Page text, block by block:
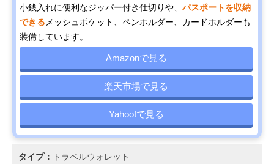
小銭入れに便利なジッパー付き仕切りや、 パスポートを収納
できるメッシュポケット、ペンホルダー、カードホルダーも
装備しています。
Amazonで見る
楽天市場で見る
Yahoo!で見る
タイプ：
トラベルウォレット